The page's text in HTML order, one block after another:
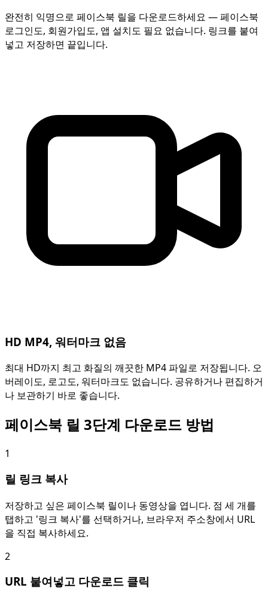
완전히 익명으로 페이스북 릴을 다운로드하세요 — 페이스북
로그인도, 회원가입도, 앱 설치도 필요 없습니다. 링크를 붙여
넣고 저장하면 끝입니다.
HD MP4, 워터마크 없음
최대 HD까지 최고 화질의 깨끗한 MP4 파일로 저장됩니다. 오
버레이도, 로고도, 워터마크도 없습니다. 공유하거나 편집하거
나 보관하기 바로 좋습니다.
페이스북 릴 3단계 다운로드 방법
1
릴 링크 복사
저장하고 싶은 페이스북 릴이나 동영상을 엽니다. 점 세 개를
탭하고 '링크 복사'를 선택하거나, 브라우저 주소창에서 URL
을 직접 복사하세요.
2
URL 붙여넣고 다운로드 클릭